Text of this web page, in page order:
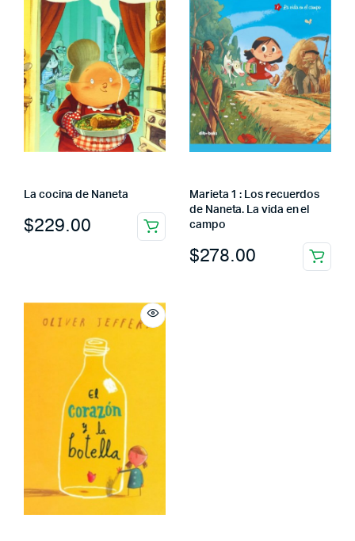
La cocina de Naneta
$229.00
Marieta 1 : Los recuerdos
de Naneta. La vida en el
campo
$278.00